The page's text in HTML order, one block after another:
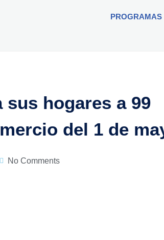
PROGRAMAS
hogares a 99
del 1 de
No Comments